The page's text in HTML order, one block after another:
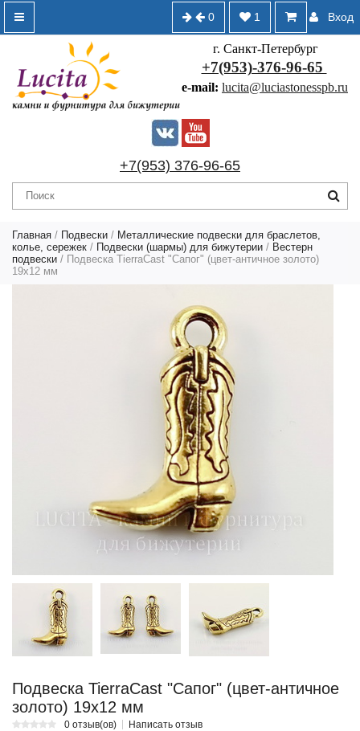
Вход
1
0
г. Санкт-Петербург
+7(953)-376-96-65
e-mail: lucita@luciastonesspb.ru
+7(953) 376-96-65
Главная / Подвески / Металлические подвески для браслетов,
колье, сережек / Подвески (шармы) для бижутерии / Вестерн
подвески / Подвеска TierraCast "Сапог" (цвет-античное золото)
19х12 мм
Подвеска TierraCast "Сапог" (цвет-античное
золото) 19х12 мм
0 отзыв(ов) Написать отзыв